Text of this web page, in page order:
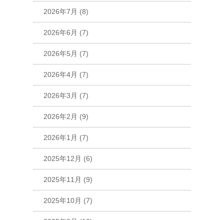
2026年7月 (8)
2026年6月 (7)
2026年5月 (7)
2026年4月 (7)
2026年3月 (7)
2026年2月 (9)
2026年1月 (7)
2025年12月 (6)
2025年11月 (9)
2025年10月 (7)